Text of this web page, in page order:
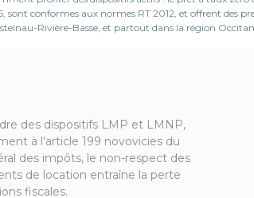
conformes aux normes RT 2012, et offrent des
Rivière-Basse, et partout dans la région
des dispositifs LMP et LMNP,
à l’article 199 novovicies du
des impôts, le non-respect des
de location entraîne la perte
fiscales.